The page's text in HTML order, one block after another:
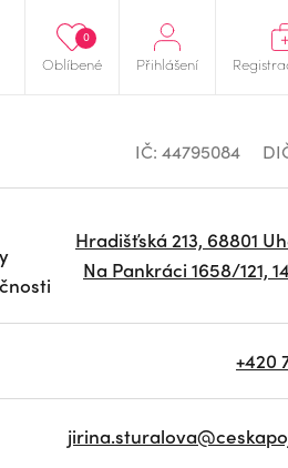
Oblíbené
0
Přihlášení
IČ: 44795084
Hradišťská 213, 68801
Na Pankráci 1658/121,
+420